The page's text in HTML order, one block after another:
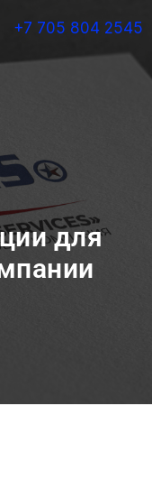
+7 705 804 2545
для